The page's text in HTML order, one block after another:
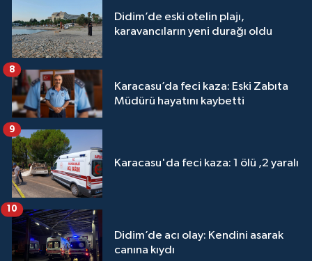
Didim’de eski otelin plajı,
karavancıların yeni durağı oldu
Karacasu’da feci kaza: Eski Zabıta
Müdürü hayatını kaybetti
8
Karacasu'da feci kaza: 1 ölü ,2 yaralı
9
Didim’de acı olay: Kendini asarak
canına kıydı
10